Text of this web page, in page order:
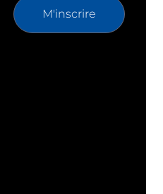
M'inscrire